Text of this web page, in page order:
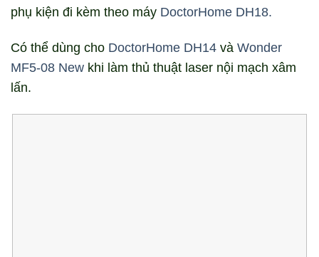
phụ kiện đi kèm theo máy DoctorHome DH18.
Có thể dùng cho DoctorHome DH14 và Wonder
MF5-08 New khi làm thủ thuật laser nội mạch xâm
lấn.